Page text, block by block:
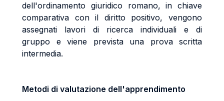
dell'ordinamento giuridico romano, in chiave
comparativa con il diritto positivo, vengono
assegnati lavori di ricerca individuali e di
gruppo e viene prevista una prova scritta
intermedia.
Metodi di valutazione dell'apprendimento